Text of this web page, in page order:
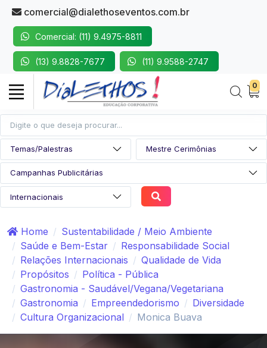
comercial@dialethoseventos.com.br
Comercial: (11) 9.4975-8811
(13) 9.8828-7677 (11) 9.9588-2747
0
Home
Sustentabilidade / Meio Ambiente
Saúde e Bem-Estar
Responsabilidade Social
Relações Internacionais
Qualidade de Vida
Propósitos
Política - Pública
Gastronomia - Saudável/Vegana/Vegetariana
Gastronomia
Empreendedorismo
Diversidade
Cultura Organizacional
Monica Buava